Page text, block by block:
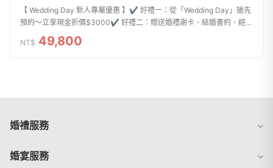
【 Wedding Day 新人專屬優惠 】✔ 好禮一：從「Wedding Day」搶先
預約〜立享現金折價$3000✔ 好禮二：贈送婚禮謝卡、結婚書約、經典
桌框 （三選一）沒有宴客，只想做紀念的單拍攝方案結婚簡單拍就好，
台北拍婚紗我最...
NT$ 49,800
婚禮服務
婚宴服務